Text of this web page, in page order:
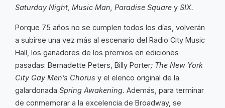
Saturday Night, Music Man, Paradise Square y SIX.
Porque 75 años no se cumplen todos los días, volverán
a subirse una vez más al escenario del Radio City Music
Hall, los ganadores de los premios en ediciones
pasadas: Bernadette Peters, Billy Porter; The New York
City Gay Men’s Chorus y el elenco original de la
galardonada Spring Awakening. Además, para terminar
de conmemorar a la excelencia de Broadway, se